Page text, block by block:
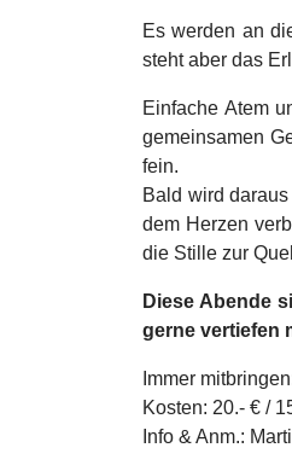
Es werden an
steht aber das
Einfache Atem
gemeinsamen
fein.
Bald wird
dem Herzen
die Stille zur
Diese Abende
gerne vertiefen
Immer
Kosten: 20.- € /
Info & Anm.: